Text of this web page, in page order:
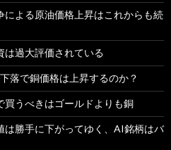
による原油価格上昇はこれからも続
は過大評価されている
落で銅価格は上昇するのか？
買うべきはゴールドよりも銅
は勝手に下がってゆく、AI銘柄はバ